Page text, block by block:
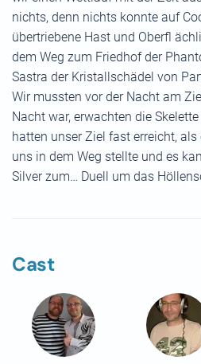
nichts, denn nichts konnte auf
übertriebene Hast und Oberfl
dem Weg zum Friedhof der
Sastra der Kristallschädel von
Wir mussten vor der Nacht am
Nacht war, erwachten die
hatten unser Ziel fast erreicht,
uns in dem Weg stellte und es
Silver zum… Duell um das
Cast